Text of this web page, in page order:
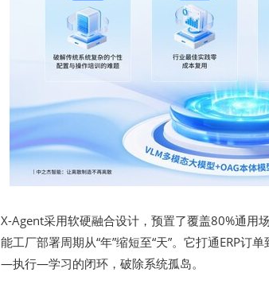
X-Agent采用软硬融合设计，预置了覆盖80%通用
能工厂部署周期从“年”缩短至“天”。它打通ERP
—执行—学习的闭环，破除系统孤岛。